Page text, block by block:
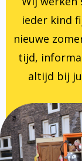
ieder kind
nieuwe
tijd,
altijd bij